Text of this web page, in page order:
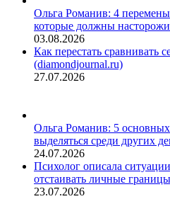
Ольга Романив: 4
которые должны
03.08.2026
Как перестать сравнивать
(diamondjournal.ru)
27.07.2026
Ольга Романив: 5
выделяться среди других
24.07.2026
Психолог описала
отстаивать личные
23.07.2026